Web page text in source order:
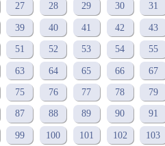
27 28 29 30 31
39 40 41 42 43
51 52 53 54 55
63 64 65 66 67
75 76 77 78 79
87 88 89 90 91
99 100 101 102 103